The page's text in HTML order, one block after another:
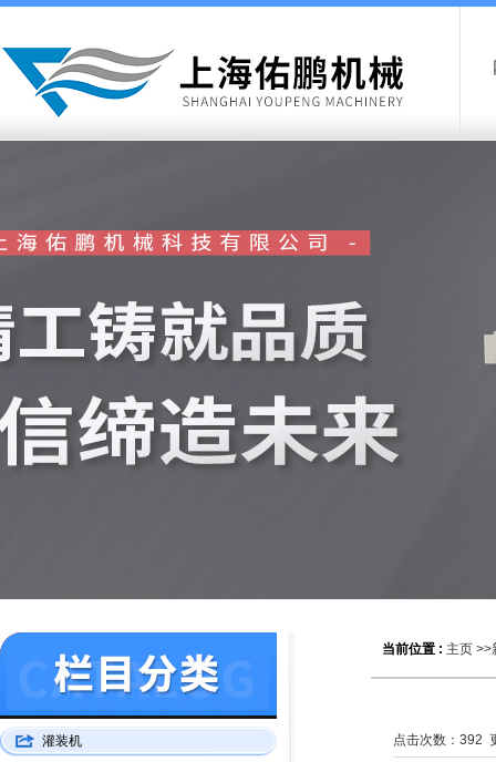
当前位置 : 主页 >>
点击次数： 392
灌装机